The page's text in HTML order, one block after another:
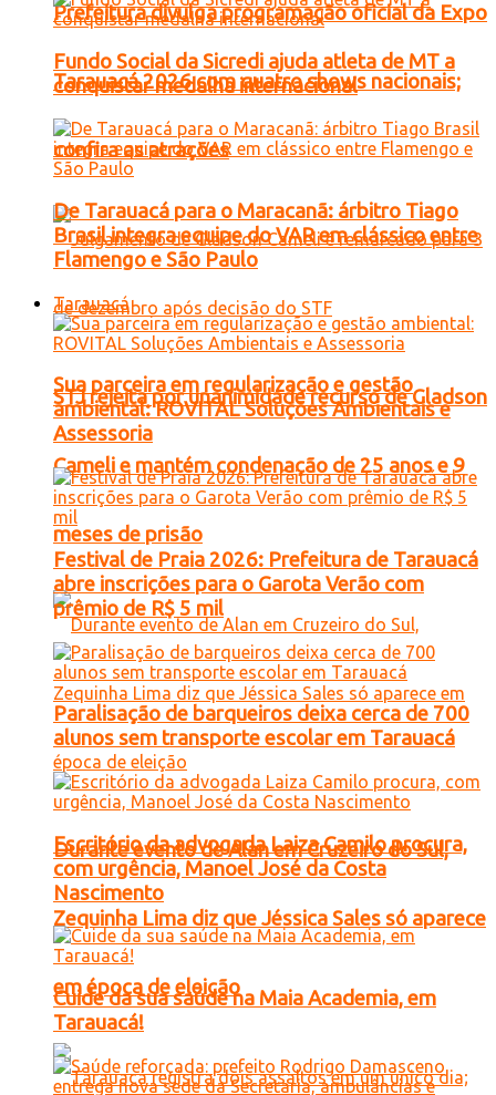
Prefeitura divulga programação oficial da Expo
Tarauacá 2026 com quatro shows nacionais;
confira as atrações
STJ rejeita por unanimidade recurso de Gladson
Cameli e mantém condenação de 25 anos e 9
meses de prisão
Durante evento de Alan em Cruzeiro do Sul,
Zequinha Lima diz que Jéssica Sales só aparece
em época de eleição
Fundo Social da Sicredi ajuda atleta de MT a
conquistar medalha internacional
De Tarauacá para o Maracanã: árbitro Tiago
Brasil integra equipe do VAR em clássico entre
Flamengo e São Paulo
Tarauacá
Sua parceira em regularização e gestão
ambiental: ROVITAL Soluções Ambientais e
Assessoria
Festival de Praia 2026: Prefeitura de Tarauacá
abre inscrições para o Garota Verão com
prêmio de R$ 5 mil
Paralisação de barqueiros deixa cerca de 700
alunos sem transporte escolar em Tarauacá
Escritório da advogada Laiza Camilo procura,
com urgência, Manoel José da Costa
Nascimento
Cuide da sua saúde na Maia Academia, em
Tarauacá!